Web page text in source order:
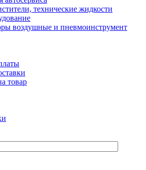
технические жидкости
воздушные и пневмоинструмент
товар